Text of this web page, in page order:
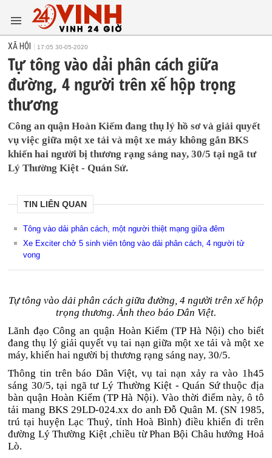
XÃ HỘI 17:05 30-05-2020
Tự tông vào dải phân cách giữa
đường, 4 người trên xế hộp trọng
thương
Công an quận Hoàn Kiếm đang thụ lý hồ sơ và giải quyết
vụ việc giữa một xe tải và một xe máy không gắn BKS
khiến hai người bị thương rạng sáng nay, 30/5 tại ngã tư
Lý Thường Kiệt - Quán Sứ.
TIN LIÊN QUAN
Tông vào dải phân cách, một người thiệt mạng giữa đêm
Xe Exciter chở 5 sinh viên tông vào dải phân cách, 4 người tử
vong
Tự tông vào dải phân cách giữa đường, 4 người trên xế hộp
trọng thương. Ảnh theo báo Dân Việt.
Lãnh đạo Công an quận Hoàn Kiếm (TP Hà Nội) cho biết
đang thụ lý giải quyết vụ tai nạn giữa một xe tải và một xe
máy, khiến hai người bị thương rạng sáng nay, 30/5.
Thông tin trên báo Dân Việt, vụ tai nạn xảy ra vào 1h45
sáng 30/5, tại ngã tư Lý Thường Kiệt - Quán Sứ thuộc địa
bàn quận Hoàn Kiếm (TP Hà Nội). Vào thời điểm này, ô tô
tải mang BKS 29LD-024.xx do anh Đỗ Quân M. (SN 1985,
trú tại huyện Lạc Thuỷ, tỉnh Hoà Bình) điều khiển đi trên
đường Lý Thường Kiệt ,chiều từ Phan Bội Châu hướng Hoả
Lò.